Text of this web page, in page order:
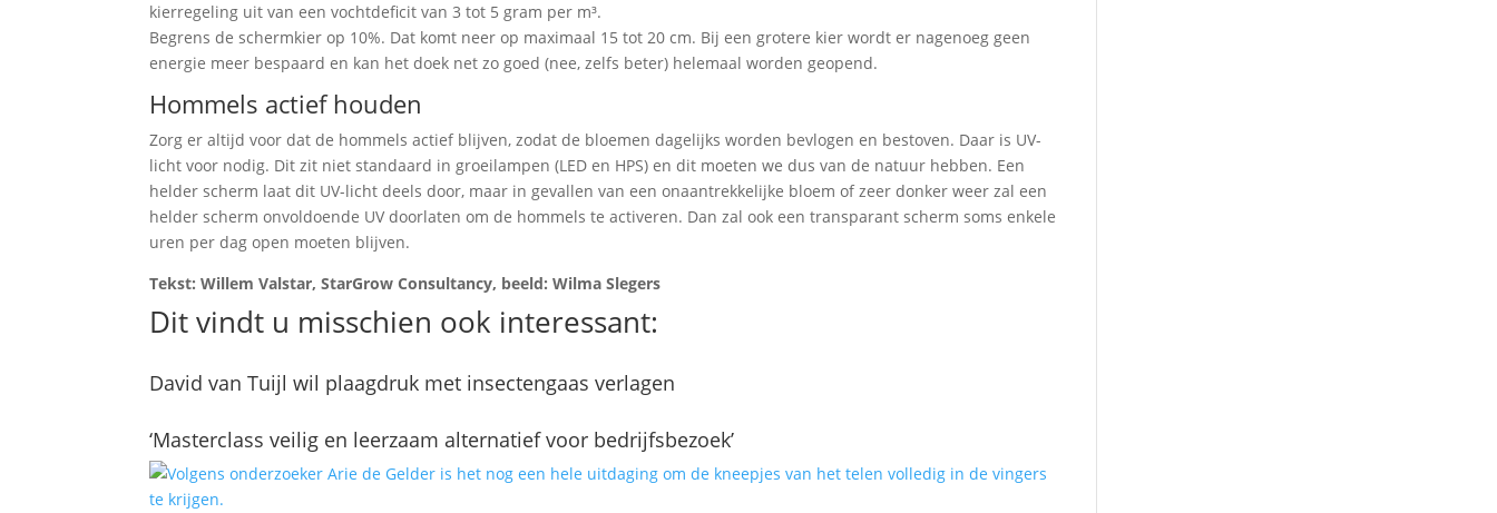
kierregeling uit van een vochtdeficit van 3 tot 5 gram per m³.
Begrens de schermkier op 10%. Dat komt neer op maximaal 15 tot 20 cm. Bij een grotere kier wordt er nagenoeg geen
energie meer bespaard en kan het doek net zo goed (nee, zelfs beter) helemaal worden geopend.
Hommels actief houden
Zorg er altijd voor dat de hommels actief blijven, zodat de bloemen dagelijks worden bevlogen en bestoven. Daar is UV-
licht voor nodig. Dit zit niet standaard in groeilampen (LED en HPS) en dit moeten we dus van de natuur hebben. Een
helder scherm laat dit UV-licht deels door, maar in gevallen van een onaantrekkelijke bloem of zeer donker weer zal een
helder scherm onvoldoende UV doorlaten om de hommels te activeren. Dan zal ook een transparant scherm soms enkele
uren per dag open moeten blijven.
Tekst: Willem Valstar, StarGrow Consultancy, beeld: Wilma Slegers
Dit vindt u misschien ook interessant:
David van Tuijl wil plaagdruk met insectengaas verlagen
‘Masterclass veilig en leerzaam alternatief voor bedrijfsbezoek’